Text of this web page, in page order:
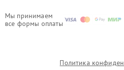
Мы принимаем
все формы оплаты
Политика